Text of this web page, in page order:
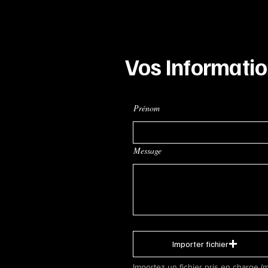
Vos
Prénom
Message
Importer fichier